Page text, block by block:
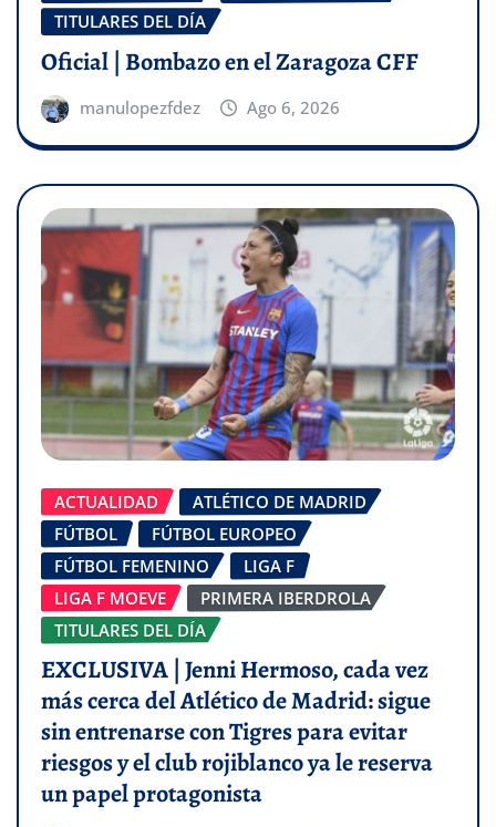
TITULARES DEL DÍA
Oficial | Bombazo en el Zaragoza CFF
manulopezfdez Ago 6, 2026
ACTUALIDAD
ATLÉTICO DE MADRID
FÚTBOL
FÚTBOL EUROPEO
FÚTBOL FEMENINO
LIGA F
LIGA F MOEVE
PRIMERA IBERDROLA
TITULARES DEL DÍA
EXCLUSIVA | Jenni Hermoso, cada vez
más cerca del Atlético de Madrid: sigue
sin entrenarse con Tigres para evitar
riesgos y el club rojiblanco ya le reserva
un papel protagonista